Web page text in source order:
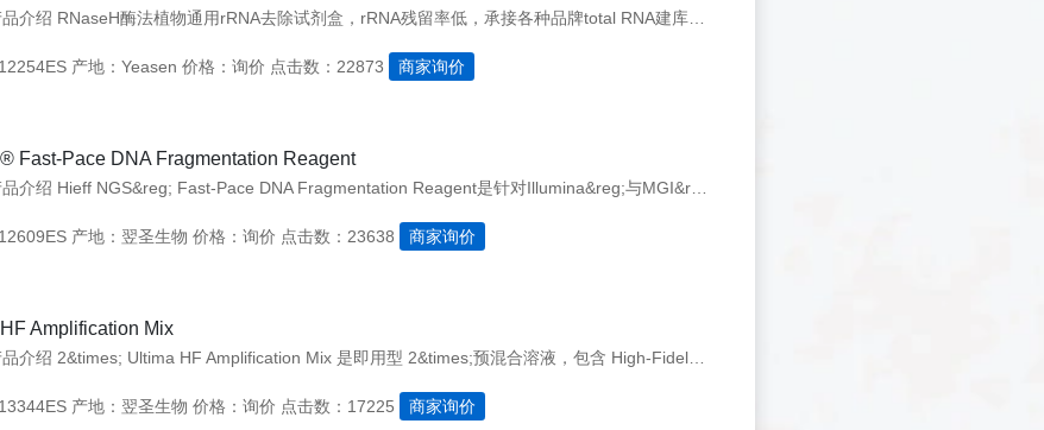
产品详情 产品介绍 RNaseH酶法植物通用rRNA去除试剂盒，rRNA残留率低，承接各种品牌total RNA建库试剂盒。 Hieff NGS&reg; MaxUp rRNA Depletion Kit (Plant)利用RNase H消化法去除植物来源总RNA中的核糖体RNA（包括细胞质1
产地：Yeasen 价格：询价 点击数：22873 商家询价
Fast-Pace DNA Fragmentation Reagent
产品详情 产品介绍 Hieff NGS&reg; Fast-Pace DNA Fragmentation Reagent是针对Illumina&reg;与MGI&reg;高通量测序平台设计的新一代片段化/末端修复/dA尾添加模块。本品采用高质量的片段化酶，摆脱了繁琐的超声过程，同时简化了操作
产地：翌圣生物 价格：询价 点击数：23638 商家询价
Amplification Mix
产品详情 产品介绍 2&times; Ultima HF Amplification Mix 是即用型 2&times;预混合溶液，包含 High-Fidelity DNA Polymerase（保真度是普通 pfu DNA聚合酶的 6 倍，扩增速度达 15 sec/kb），dNTP 以及针对
产地：翌圣生物 价格：询价 点击数：17225 商家询价